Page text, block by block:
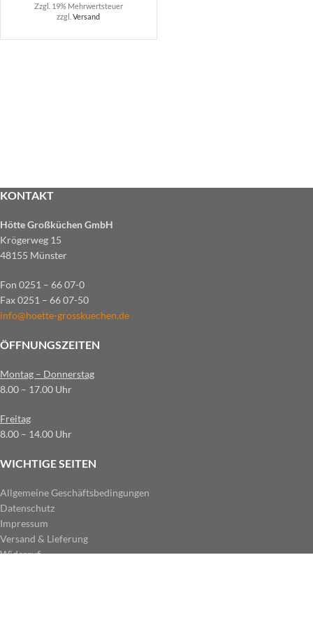
Zzgl. 19% Mehrwertsteuer
zzgl.Versand
KONTAKT
Hötte Großküchen GmbH
Krögerweg 15
48155 Münster
Fon 0251 – 66 07-0
Fax 0251 – 66 07-50
info@hoette-grosskuechen.de
ÖFFNUNGSZEITEN
Montag – Donnerstag
8.00 – 17.00 Uhr
Freitag
8.00 – 14.00 Uhr
WICHTIGE SEITEN
Allgemeine Geschäftsbedingungen
Datenschutz
Impressum
Versand & Lieferung
Widerruf